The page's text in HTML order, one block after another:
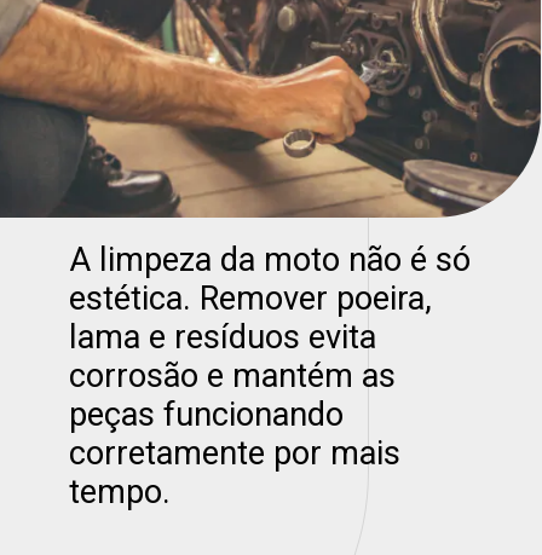
A limpeza da moto não é só
estética. Remover poeira,
lama e resíduos evita
corrosão e mantém as
peças funcionando
corretamente por mais
tempo.